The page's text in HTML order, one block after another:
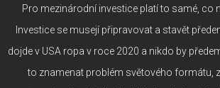
Pro mezinárodní investice platí to samé, co
Investice se musejí připravovat a stavět
dojde v USA ropa v roce 2020 a nikdo by
to znamenat problém světového formátu,